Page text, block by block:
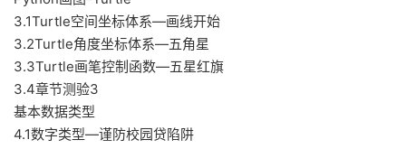
3.1Turtle空间坐标体系—画线开始
3.2Turtle角度坐标体系—五角星
3.3Turtle画笔控制函数—五星红旗
3.4章节测验3
基本数据类型
4.1数字类型—谨防校园贷陷阱